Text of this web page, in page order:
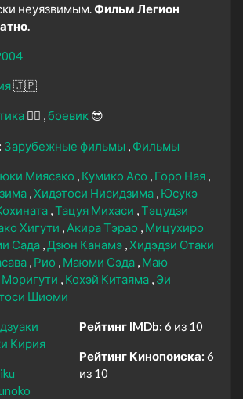
неуязвимым.Фильм Легион
🇯🇵
🧙‍♀️ боевик 😎
Зарубежные фильмы Фильмы
Миясако Кумико Асо
Горо Ная
Хидэтоси Нисидзима Юсукэ
Тацуя Михаси Тэцудзи
Хигути Акира Тэрао
Мицухиро
Сада Дзюн Канамэ Хидэдзи Отаки
Рио Маюми Сэда Маю
Моригути Кохэй Китаяма Эи
Шиоми
Кирия
Рейтинг IMDb: 6 из 10
Рейтинг Кинопоиска: 6
из 10